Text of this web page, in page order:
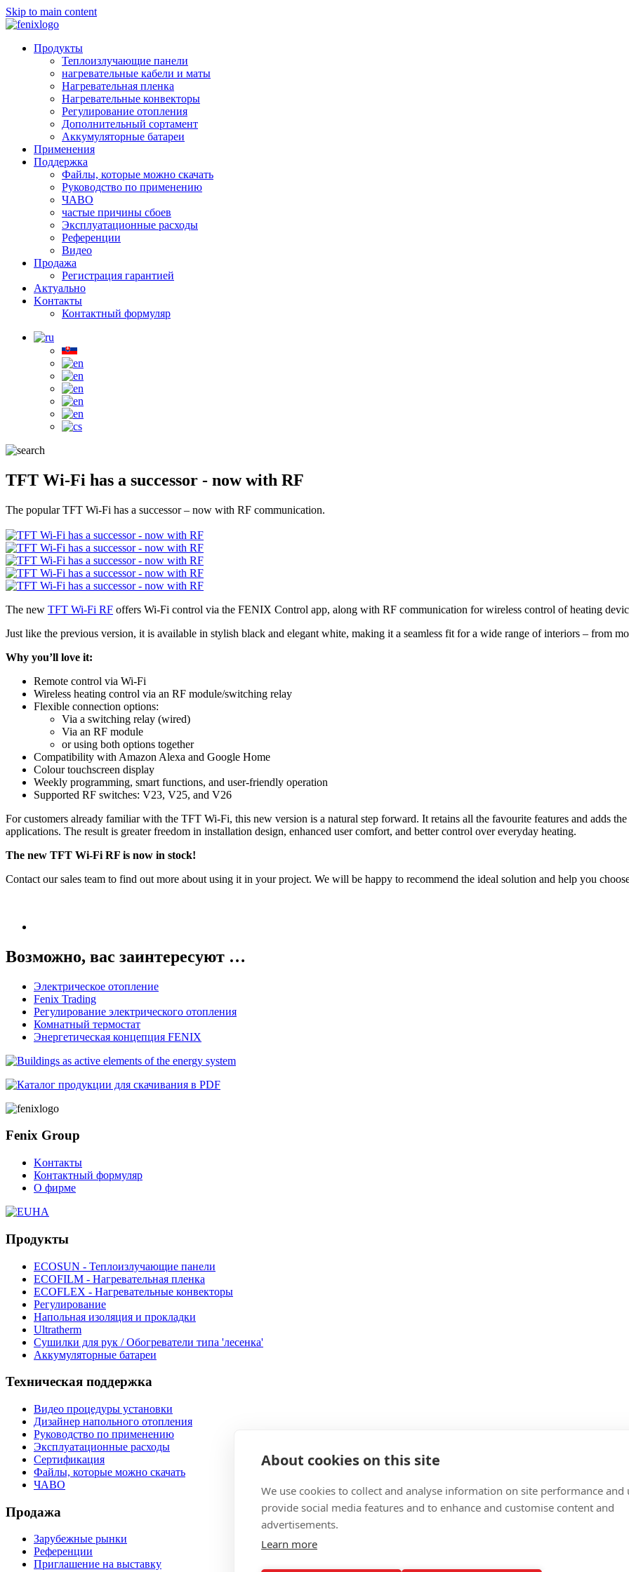
Skip to main content
Продукты
Теплоизлучающие панели
нагревательные кабели и маты
Нагревательная пленка
Нагревательные конвекторы
Регулирование отопления
Дополнительный сортамент
Аккумуляторные батареи
Применения
Поддержкa
Файлы, которые можно скачать
Руководство по применению
ЧАВО
частые причины сбоев
Эксплуатационные расходы
Pеференции
Видео
Продажа
Регистрация гарантией
Aктуально
Kонтакты
Контактный формуляр
TFT Wi-Fi has a successor - now with RF
The popular TFT Wi-Fi has a successor – now with RF communication.
The new TFT Wi-Fi RF offers Wi-Fi control via the FENIX Control app, along with RF communication for wireless control of heating
Just like the previous version, it is available in stylish black and elegant white, making it a seamless fit for a wide range of interiors – from
Why you’ll love it:
Remote control via Wi-Fi
Wireless heating control via an RF module/switching relay
Flexible connection options:
Via a switching relay (wired)
Via an RF module
or using both options together
Compatibility with Amazon Alexa and Google Home
Colour touchscreen display
Weekly programming, smart functions, and user-friendly operation
Supported RF switches: V23, V25, and V26
For customers already familiar with the TFT Wi-Fi, this new version is a natural step forward. It retains all the favourite features and adds
applications. The result is greater freedom in installation design, enhanced user comfort, and better control over everyday heating.
The new TFT Wi-Fi RF is now in stock!
Contact our sales team to find out more about using it in your project. We will be happy to recommend the ideal solution and help you
Возможно, вас заинтересуют …
Электрическое отопление
Fenix Trading
Регулирование электрического отопления
Комнатный термостат
Энергетическая концепция FENIX
Fenix Group
Kонтакты
Контактный формуляр
О фирме
Продукты
ECOSUN - Теплоизлучающие панели
ECOFILM - Нагревательная пленка
ECOFLEX - Нагревательные конвекторы
Регулирование
Напольная изоляция и прокладки
Ultratherm
Cушилки для рук / Обогреватели типа 'лесенка'
Аккумуляторные батареи
Техническая поддержка
Видео процедуры установки
Дизайнер напольного отопления
Руководство по применению
Эксплуатационные расходы
Сертификация
Файлы, которые можно скачать
ЧАВО
Продажа
Зарубежные рынки
Pеференции
Приглашение на выставку
About cookies on this site
We use cookies to collect and analyse information on site performance and
provide social media features and to enhance and customise content and
advertisements.
Learn more